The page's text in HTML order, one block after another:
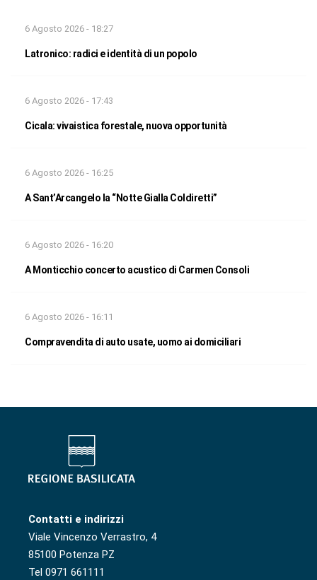
6 Agosto 2026 - 18:27
Latronico: radici e identità di un popolo
6 Agosto 2026 - 17:43
Cicala: vivaistica forestale, nuova opportunità
6 Agosto 2026 - 16:25
A Sant’Arcangelo la “Notte Gialla Coldiretti”
6 Agosto 2026 - 16:20
A Monticchio concerto acustico di Carmen Consoli
6 Agosto 2026 - 16:11
Compravendita di auto usate, uomo ai domiciliari
Contatti e indirizzi
Viale Vincenzo Verrastro, 4
85100 Potenza PZ
Tel 0971 661111